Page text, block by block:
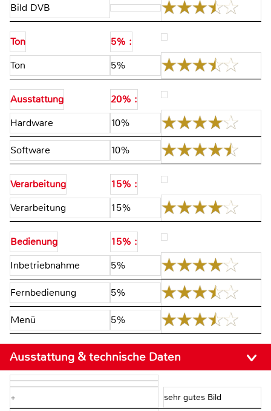
Bild DVB
Ton
5% :
Ton
5%
Ausstattung
20% :
Hardware
10%
Software 10%
Verarbeitung
15% :
Verarbeitung
15%
Bedienung
15% :
Inbetriebnahme
5%
Fernbedienung 5%
Menü 5%
Ausstattung & technische Daten
+ sehr gutes Bild